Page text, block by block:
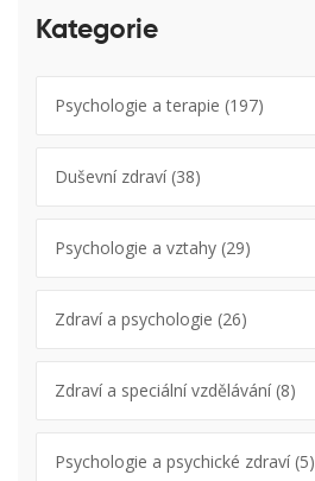
Kategorie
Psychologie a terapie (197)
Duševní zdraví(38)
Psychologie a vztahy (29)
Zdraví a psychologie (26)
Zdraví a speciální vzdělávání(8)
Psychologie a psychické zdraví(5)